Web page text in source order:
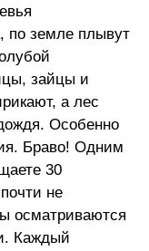
по земле плывут
зайцы и
а лес
Особенно
Браво! Одним
30
не
осматриваются
Каждый